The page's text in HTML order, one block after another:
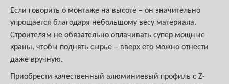
Если говорить о монтаже на высоте – он значительно
упрощается благодаря небольшому весу материала.
Строителям не обязательно оплачивать супер мощные
краны, чтобы поднять сырье – вверх его можно отнести
даже вручную.
Приобрести качественный алюминиевый профиль с Z-